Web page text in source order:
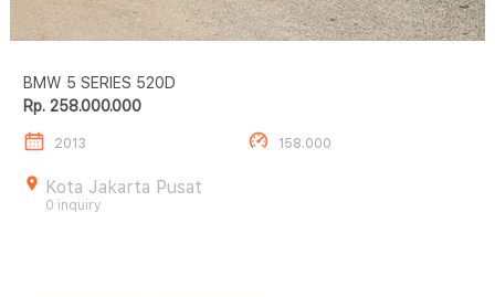
BMW 5 SERIES 520D
Rp. 258.000.000
2013 158.000
Kota Jakarta Pusat
0 inquiry